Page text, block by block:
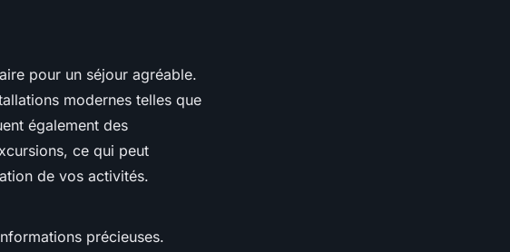
pour un séjour agréable.
modernes telles que
également des
ce qui peut
de vos activités.
précieuses.